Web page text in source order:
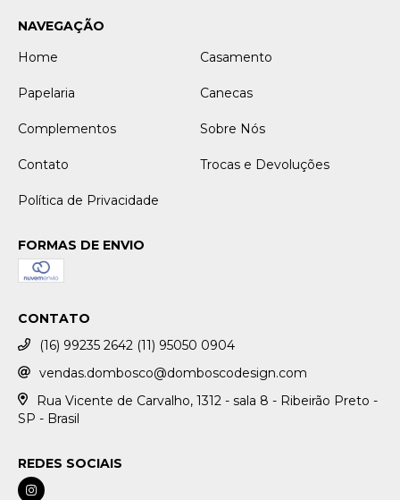
NAVEGAÇÃO
Home
Casamento
Papelaria Canecas
Complementos Sobre Nós
Contato Trocas e Devoluções
Política de Privacidade
FORMAS DE ENVIO
CONTATO
(16) 99235 2642 (11) 95050 0904
vendas.dombosco@domboscodesign.com
Rua Vicente de Carvalho, 1312 - sala 8 - Ribeirão Preto -
SP - Brasil
REDES SOCIAIS